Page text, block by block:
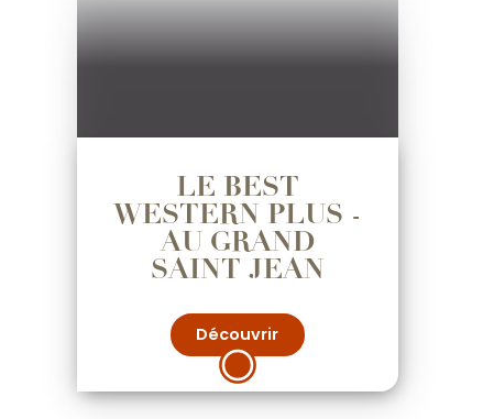
LE BEST
WESTERN PLUS -
AU GRAND
SAINT JEAN
Découvrir